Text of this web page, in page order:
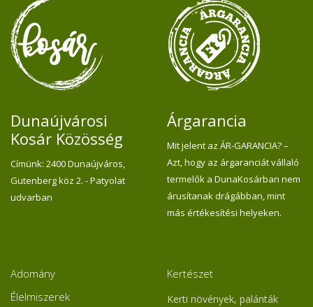
Dunaújvárosi
Kosár Közösség
Címünk: 2400 Dunaújváros,
Gutenberg köz 2. - Patyolat
udvarban
Árgarancia
Mit jelent az ÁR-GARANCIA? –
Azt, hogy az árgaranciát vállaló
termelők a DunaKosárban nem
árusítanak drágábban, mint
más értékesítési helyeken.
Adomány
Élelmiszerek
Kertészet
Kerti növények, palánták